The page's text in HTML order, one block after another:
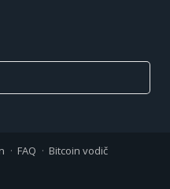
FAQ
Bitcoin vodič